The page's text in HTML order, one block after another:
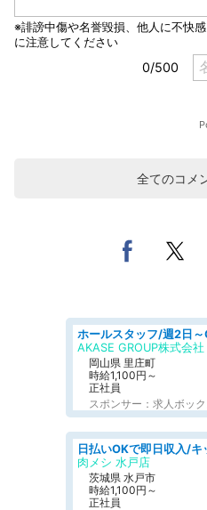
全てのコメ
AKASE GROUP株式会社
岡山県 里庄町
時給1,100円～
正社員
スポンサー：求人ボック
肉メシ 水戸店
茨城県 水戸市
時給1,100円～
正社員